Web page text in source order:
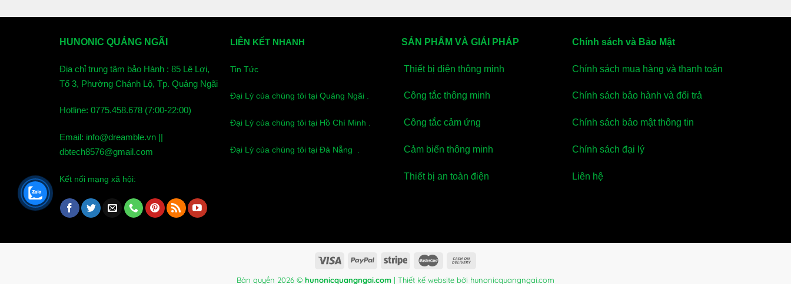
HUNONIC QUẢNG NGÃI
Địa chỉ trung tâm bảo Hành : 85 Lê Lợi,
Tổ 3, Phường Chánh Lộ, Tp. Quảng Ngãi
Hotline: 0775.458.678 (7:00-22:00)
Email: info@dreamble.vn ||
dbtech8576@gmail.com
Kết nối mạng xã hội:
LIÊN KẾT NHANH
Tin Tức
Đại Lý của chúng tôi tại Quảng Ngãi .
Đại Lý của chúng tôi tại Hồ Chí Minh .
Đại Lý của chúng tôi tại Đà Nẵng .
SẢN PHẨM VÀ GIẢI PHÁP
Thiết bị điện thông minh
Công tắc thông minh
Công tắc cảm ứng
Cảm biến thông minh
Thiết bị an toàn điện
Chính sách và Bảo Mật
Chính sách mua hàng và thanh toán
Chính sách bảo hành và đổi trả
Chính sách bảo mật thông tin
Chính sách đại lý
Liên hệ
Bản quyền 2026 © hunonicquangngai.com | Thiết kế website bởi hunonicquangngai.com